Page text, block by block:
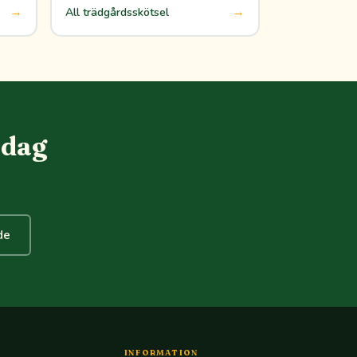
→ All trädgårdsskötsel →
INFORMATION